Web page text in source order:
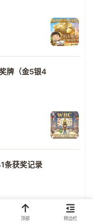
牌（金5银4
条获奖记录
顶部 侧边栏